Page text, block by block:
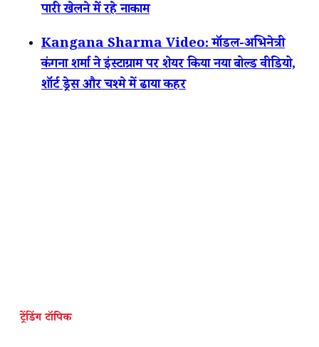
पारी खेलने में रहे नाकाम
Kangana Sharma Video: मॉडल-अभिनेत्री
कंगना शर्मा ने इंस्टाग्राम पर शेयर किया नया बोल्ड वीडियो,
शॉर्ट ड्रेस और चश्मे में ढाया कहर
ट्रेंडिंग टॉपिक